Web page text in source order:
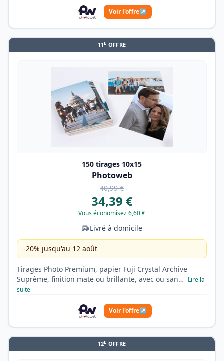
Voir l'offre↗
11E OFFRE
150 tirages 10x15
Photoweb
40,99 €
34,39 €
Vous économisez 6,60 €
Livré à domicile
-20% jusqu'au 12 août
Tirages Photo Premium, papier Fuji Crystal Archive
Suprème, finition mate ou brillante, avec ou san… Lire la
suite
Voir l'offre↗
12E OFFRE